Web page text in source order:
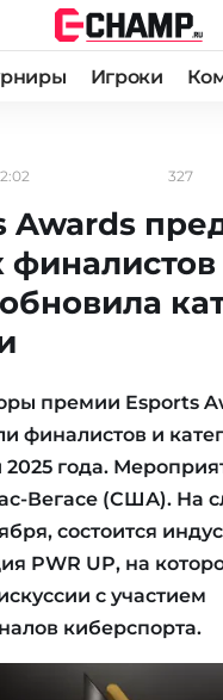
Игроки
327
Awards
финалистов
премии Esports
финалистов и
года.
Вегасе (США). На
состоится
PWR UP, на
с участием
киберспорта.